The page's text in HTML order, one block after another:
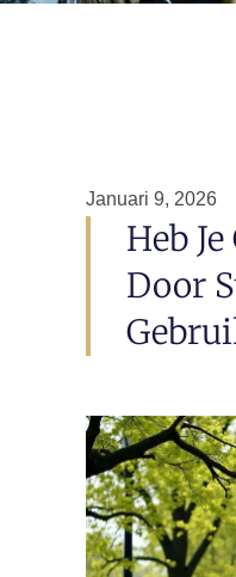
Januari 9, 2026
Heb
Door